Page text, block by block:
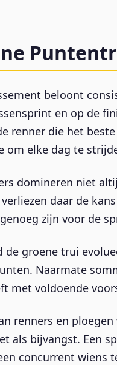
beloont
en op de
renner die het
om elke dag te
domineren niet
daar de
zijn voor de
de groene trui
Naarmate
met voldoende
renners en
als bijvangst. Een
concurrent wiens